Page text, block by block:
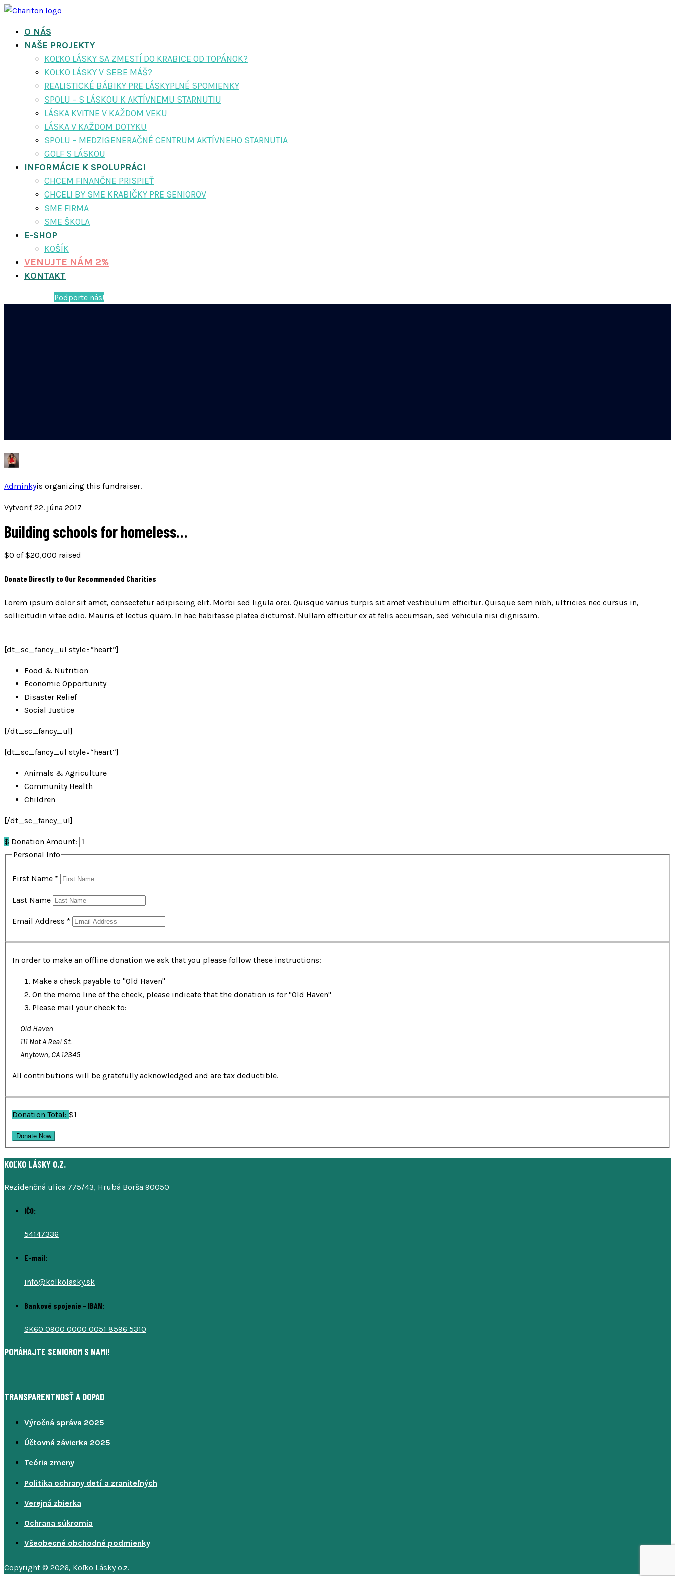
O NÁS
NAŠE PROJEKTY
KOĽKO LÁSKY SA ZMESTÍ DO KRABICE OD TOPÁNOK?
KOĽKO LÁSKY V SEBE MÁŠ?
REALISTICKÉ BÁBIKY PRE LÁSKYPLNÉ SPOMIENKY
SPOLU – S LÁSKOU K AKTÍVNEMU STARNUTIU
LÁSKA KVITNE V KAŽDOM VEKU
LÁSKA V KAŽDOM DOTYKU
SPOLU – MEDZIGENERAČNÉ CENTRUM AKTÍVNEHO STARNUTIA
GOLF S LÁSKOU
INFORMÁCIE K SPOLUPRÁCI
CHCEM FINANČNE PRISPIEŤ
CHCELI BY SME KRABIČKY PRE SENIOROV
SME FIRMA
SME ŠKOLA
E-SHOP
KOŠÍK
VENUJTE NÁM 2%
KONTAKT
Podporte nás!
Adminkyis organizing this fundraiser.
Vytvoriť 22. júna 2017
Building schools for homeless…
$0 of$20,000 raised
Donate Directly to Our Recommended Charities
Lorem ipsum dolor sit amet, consectetur adipiscing elit. Morbi sed ligula orci. Quisque varius turpis sit amet vestibulum efficitur. Quisque sem nibh, ultricies nec cursus in,
sollicitudin vitae odio. Mauris et lectus quam. In hac habitasse platea dictumst. Nullam efficitur ex at felis accumsan, sed vehicula nisi dignissim.
[dt_sc_fancy_ul style=“heart“]
Food & Nutrition
Economic Opportunity
Disaster Relief
Social Justice
[/dt_sc_fancy_ul]
[dt_sc_fancy_ul style=“heart“]
Animals & Agriculture
Community Health
Children
[/dt_sc_fancy_ul]
$ Donation Amount:
Personal Info
First Name *
Last Name
Email Address *
In order to make an offline donation we ask that you please follow these instructions:
Make a check payable to "Old Haven"
On the memo line of the check, please indicate that the donation is for "Old Haven"
Please mail your check to:
Old Haven
111 Not A Real St.
Anytown, CA 12345
All contributions will be gratefully acknowledged and are tax deductible.
Donation Total: $1
KOĽKO LÁSKY O.Z.
Rezidenčná ulica 775/43, Hrubá Borša 90050
IČO:
54147336
E-mail:
info@kolkolasky.sk
Bankové spojenie - IBAN:
SK60 0900 0000 0051 8596 5310
POMÁHAJTE SENIOROM S NAMI!
TRANSPARENTNOSŤ A DOPAD
Výročná správa 2025
Účtovná závierka 2025
Teória zmeny
Politika ochrany detí a zraniteľných
Verejná zbierka
Ochrana súkromia
Všeobecné obchodné podmienky
Copyright © 2026, Koľko Lásky o.z.